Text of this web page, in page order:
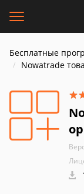
Бесплатные
Nowatrade